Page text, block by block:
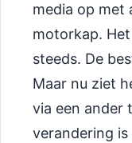
media op met
motorkap.
steeds. De
Maar nu ziet
via een ander
verandering